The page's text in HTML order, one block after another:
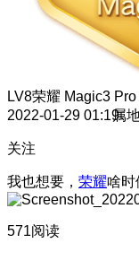
LV8荣耀 Magic3 Pro
2022-01-29 01:19属
关注
我也想要， 荣耀啥时
571阅读